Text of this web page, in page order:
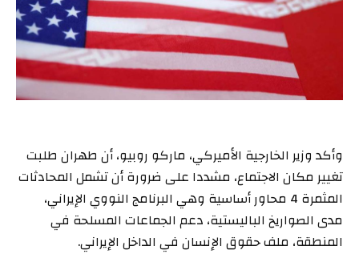
وأكد وزير الخارجية الأميركي، ماركو روبيو، أن طهران طلبت
تغيير مكان الاجتماع، مشددا على ضرورة أن تشمل المحادثات
المثمرة 4 محاور أساسية وهي البرنامج النووي الإيراني،
مدى الصواريخ الباليستية، دعم الجماعات المسلحة في
المنطقة، ملف حقوق الإنسان في الداخل الإيراني.